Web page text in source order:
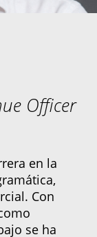
Officer
en la
Con
se ha